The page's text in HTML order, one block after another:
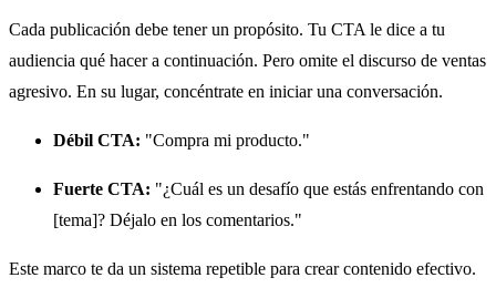
Cada publicación debe tener un propósito. Tu CTA le dice a tu
audiencia qué hacer a continuación. Pero omite el discurso de ventas
agresivo. En su lugar, concéntrate en iniciar una conversación.
Débil CTA: "Compra mi producto."
Fuerte CTA: "¿Cuál es un desafío que estás enfrentando con
[tema]? Déjalo en los comentarios."
Este marco te da un sistema repetible para crear contenido efectivo.